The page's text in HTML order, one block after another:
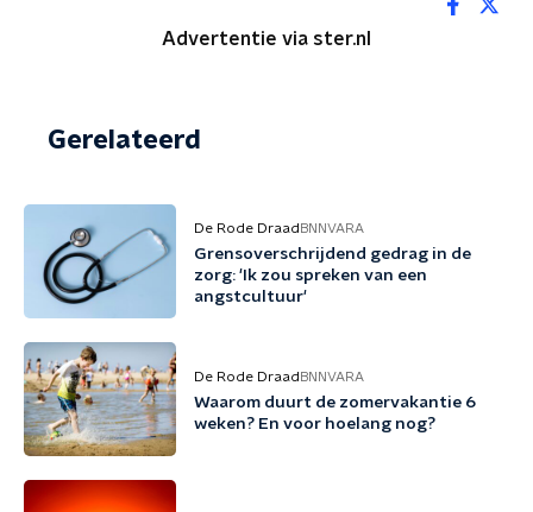
Advertentie via ster.nl
Gerelateerd
De Rode Draad BNNVARA
Grensoverschrijdend gedrag in de
zorg: 'Ik zou spreken van een
angstcultuur'
De Rode Draad BNNVARA
Waarom duurt de zomervakantie 6
weken? En voor hoelang nog?